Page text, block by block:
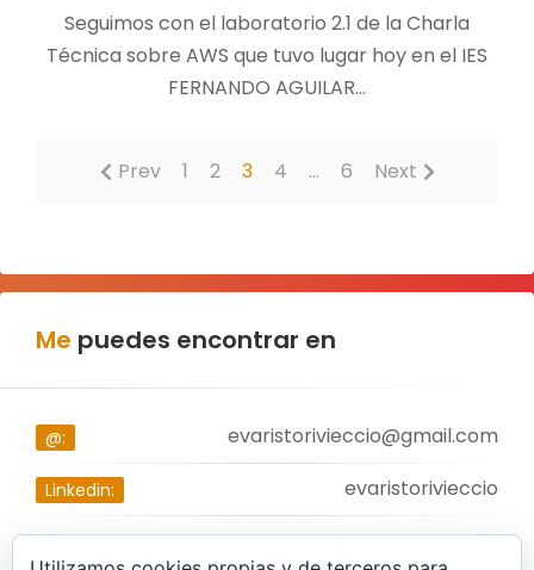
Seguimos con el laboratorio 2.1 de la Charla
Técnica sobre AWS que tuvo lugar hoy en el IES
FERNANDO AGUILAR…
Prev 1 2 3 4 … 6 Next
Me puedes encontrar en
@: evaristorivieccio@gmail.com
Linkedin: evaristorivieccio